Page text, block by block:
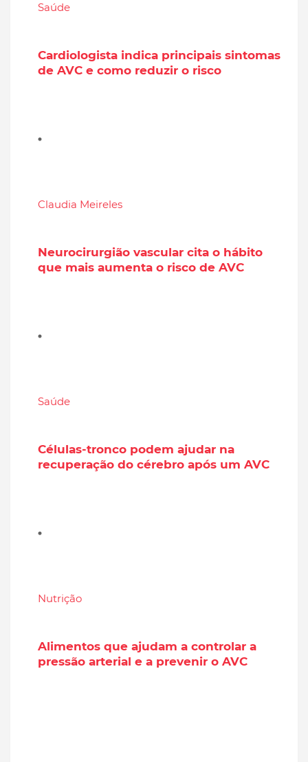
Saúde
Cardiologista indica principais sintomas
de AVC e como reduzir o risco
Claudia Meireles
Neurocirurgião vascular cita o hábito
que mais aumenta o risco de AVC
Saúde
Células-tronco podem ajudar na
recuperação do cérebro após um AVC
Nutrição
Alimentos que ajudam a controlar a
pressão arterial e a prevenir o AVC